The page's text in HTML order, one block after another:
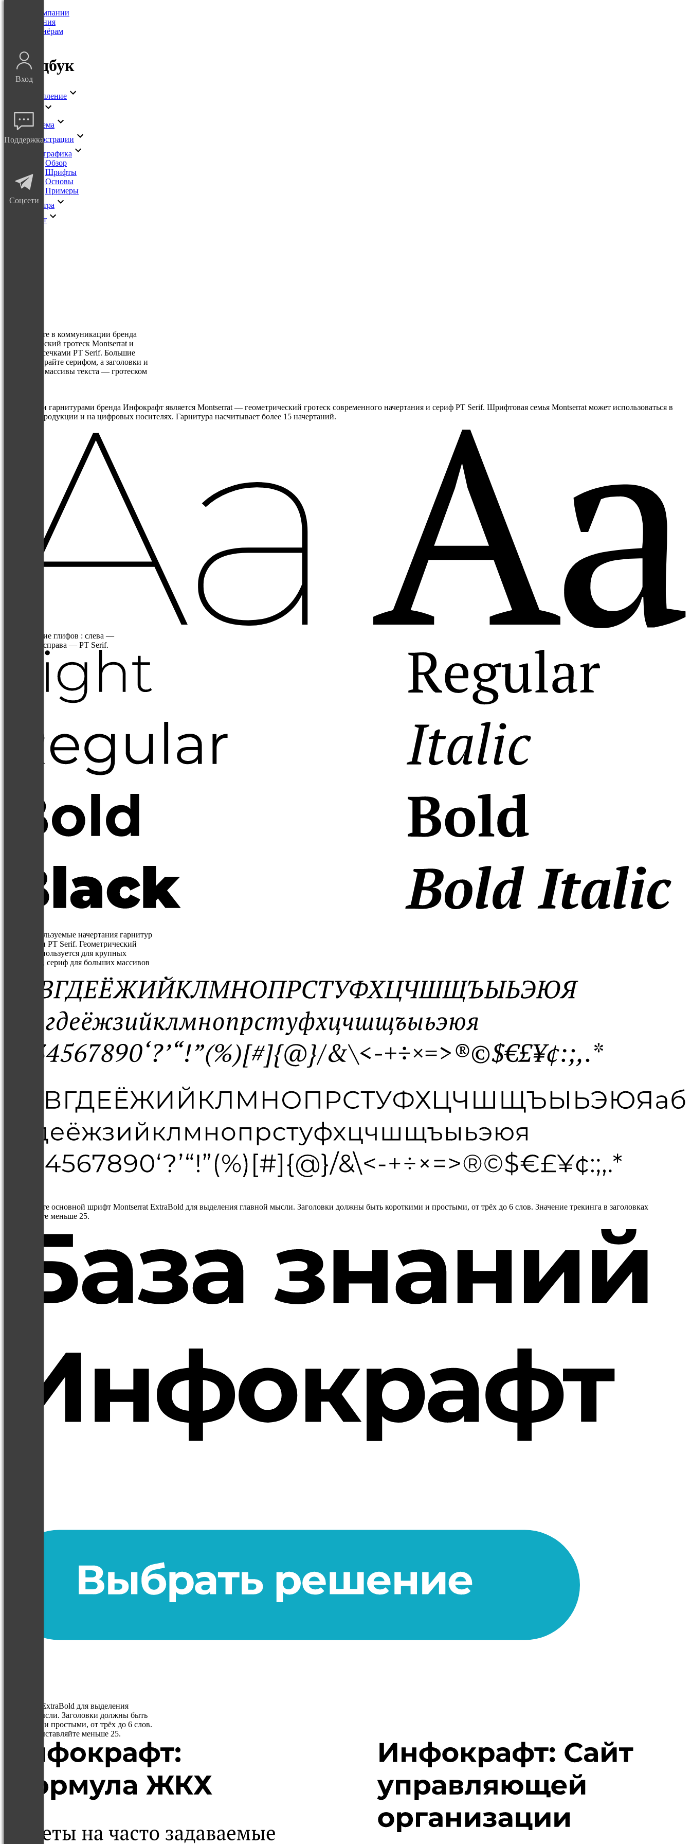
Вход
Поддержка
Соцсети
О Компании
Решения
Партнёрам
Брендбук
Вступление
Лого
Система
Иллюстрации
Типографика
Обзор
Шрифты
Основы
Примеры
Палитра
Макет
Используйте в коммуникации бренда
геометрический гротеск Montserrat и
шрифт с засечками PT Serif. Большие
блоки набирайте серифом, а заголовки и
небольшие массивы текста — гротеском
Основными гарнитурами бренда Инфокрафт является Montserrat — геометрический гротеск современного начертания и сериф PT Serif. Шрифтовая семья Montserrat может использоваться в
печатной продукции и на цифровых носителях. Гарнитура насчитывает более 15 начертаний.
Изображение глифов : слева —
Montserrat, справа — PT Serif.
Часто используемые начертания гарнитур
Montserrat и PT Serif. Геометрический
гротеск используется для крупных
заголовков, сериф для больших массивов
Используйте основной шрифт Montserrat ExtraBold для выделения главной мысли. Заголовки должны быть короткими и простыми, от трёх до 6 слов. Значение трекинга в заголовках
выставляйте меньше 25.
Montserrat ExtraBold для выделения
главной мысли. Заголовки должны быть
короткими и простыми, от трёх до 6 слов.
выставляйте меньше 25.